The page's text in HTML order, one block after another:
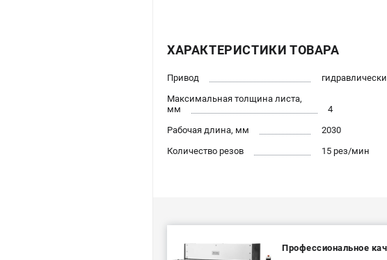
ХАРАКТЕРИСТИКИ ТОВАРА
Привод
Максимальная толщина листа,
мм
4
Рабочая длина, мм
2030
Количество резов
15 рез/мин
Профессиональное